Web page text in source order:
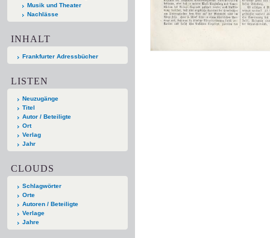
Musik und Theater
Nachlässe
INHALT
Frankfurter Adressbücher
LISTEN
Neuzugänge
Titel
Autor / Beteiligte
Ort
Verlag
Jahr
CLOUDS
Schlagwörter
Orte
Autoren / Beteiligte
Verlage
Jahre